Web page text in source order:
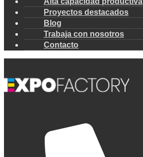
Proyectos destacados
Blog
Trabaja con nosotros
Contacto